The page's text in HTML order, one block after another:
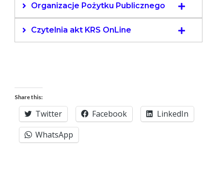
Organizacje Pożytku Publicznego
Czytelnia akt KRS OnLine
Share this:
Twitter Facebook
LinkedIn
WhatsApp